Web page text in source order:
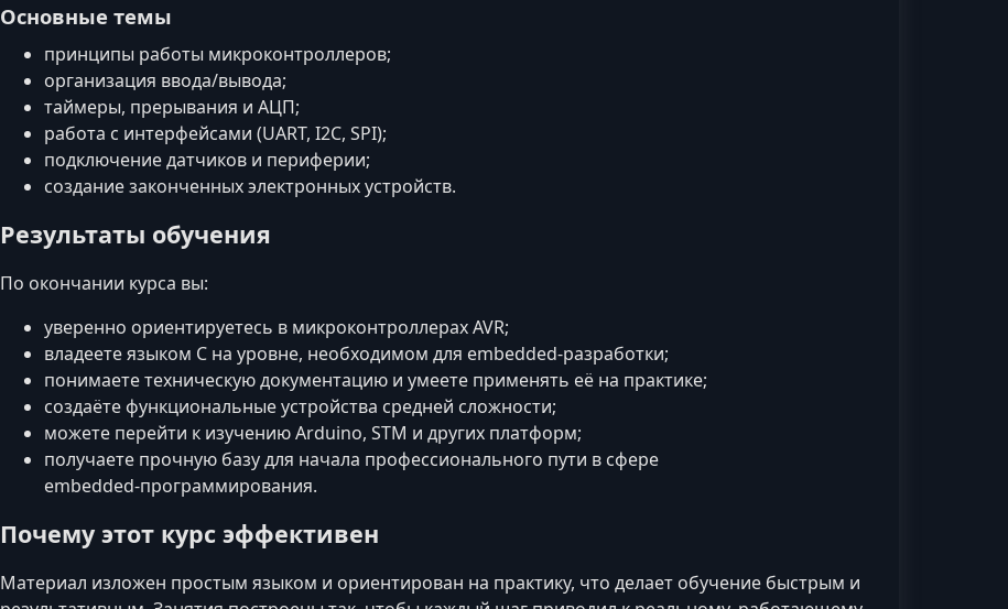
Основные темы
принципы работы микроконтроллеров;
организация ввода/вывода;
таймеры, прерывания и АЦП;
работа с интерфейсами (UART, I2C, SPI);
подключение датчиков и периферии;
создание законченных электронных устройств.
Результаты обучения
По окончании курса вы:
уверенно ориентируетесь в микроконтроллерах AVR;
владеете языком C на уровне, необходимом для embedded‑разработки;
понимаете техническую документацию и умеете применять её на практике;
создаёте функциональные устройства средней сложности;
можете перейти к изучению Arduino, STM и других платформ;
получаете прочную базу для начала профессионального пути в сфере
embedded‑программирования.
Почему этот курс эффективен
Материал изложен простым языком и ориентирован на практику, что делает обучение быстрым и